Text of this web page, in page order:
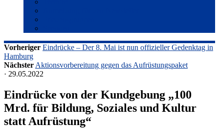
Vorheriger Eindrücke – Der 8. Mai ist nun offizieller Gedenktag in
Hamburg
Nächster Aktionsvorbereitung gegen das Aufrüstungspaket
· 29.05.2022
Eindrücke von der Kundgebung „100
Mrd. für Bildung, Soziales und Kultur
statt Aufrüstung“